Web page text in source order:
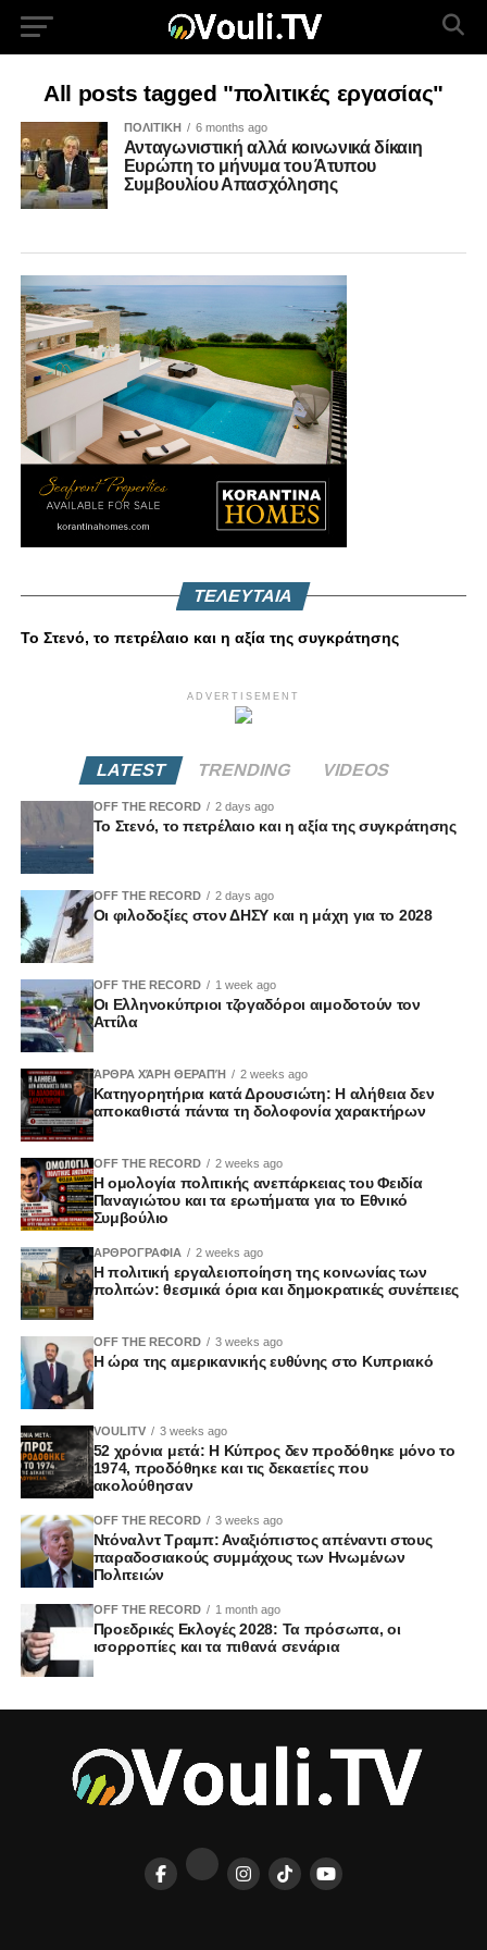
All posts tagged "πολιτικές εργασίας"
ΠΟΛΙΤΙΚΗ 6 months ago
Ανταγωνιστική αλλά κοινωνικά δίκαιη
Ευρώπη το μήνυμα του Άτυπου
Συμβουλίου Απασχόλησης
ΤΕΛΕΥΤΑΙΑ
Το Στενό, το πετρέλαιο και η αξία της συγκράτησης
ADVERTISEMENT
LATEST TRENDING VIDEOS
OFF THE RECORD 2 days ago
Το Στενό, το πετρέλαιο και η αξία της συγκράτησης
OFF THE RECORD 2 days ago
Οι φιλοδοξίες στον ΔΗΣΥ και η μάχη για το 2028
OFF THE RECORD 1 week ago
Οι Ελληνοκύπριοι τζογαδόροι αιμοδοτούν τον
Αττίλα
ΆΡΘΡΑ ΧΆΡΗ ΘΕΡΑΠΉ 2 weeks ago
Κατηγορητήρια κατά Δρουσιώτη: Η αλήθεια δεν
αποκαθιστά πάντα τη δολοφονία χαρακτήρων
OFF THE RECORD 2 weeks ago
Η ομολογία πολιτικής ανεπάρκειας του Φειδία
Παναγιώτου και τα ερωτήματα για το Εθνικό
Συμβούλιο
ΑΡΘΡΟΓΡΑΦΙΑ 2 weeks ago
Η πολιτική εργαλειοποίηση της κοινωνίας των
πολιτών: θεσμικά όρια και δημοκρατικές συνέπειες
OFF THE RECORD 3 weeks ago
Η ώρα της αμερικανικής ευθύνης στο Κυπριακό
VOULITV 3 weeks ago
52 χρόνια μετά: Η Κύπρος δεν προδόθηκε μόνο το
1974, προδόθηκε και τις δεκαετίες που
ακολούθησαν
OFF THE RECORD 3 weeks ago
Ντόναλντ Τραμπ: Αναξιόπιστος απέναντι στους
παραδοσιακούς συμμάχους των Ηνωμένων
Πολιτειών
OFF THE RECORD 1 month ago
Προεδρικές Εκλογές 2028: Τα πρόσωπα, οι
ισορροπίες και τα πιθανά σενάρια